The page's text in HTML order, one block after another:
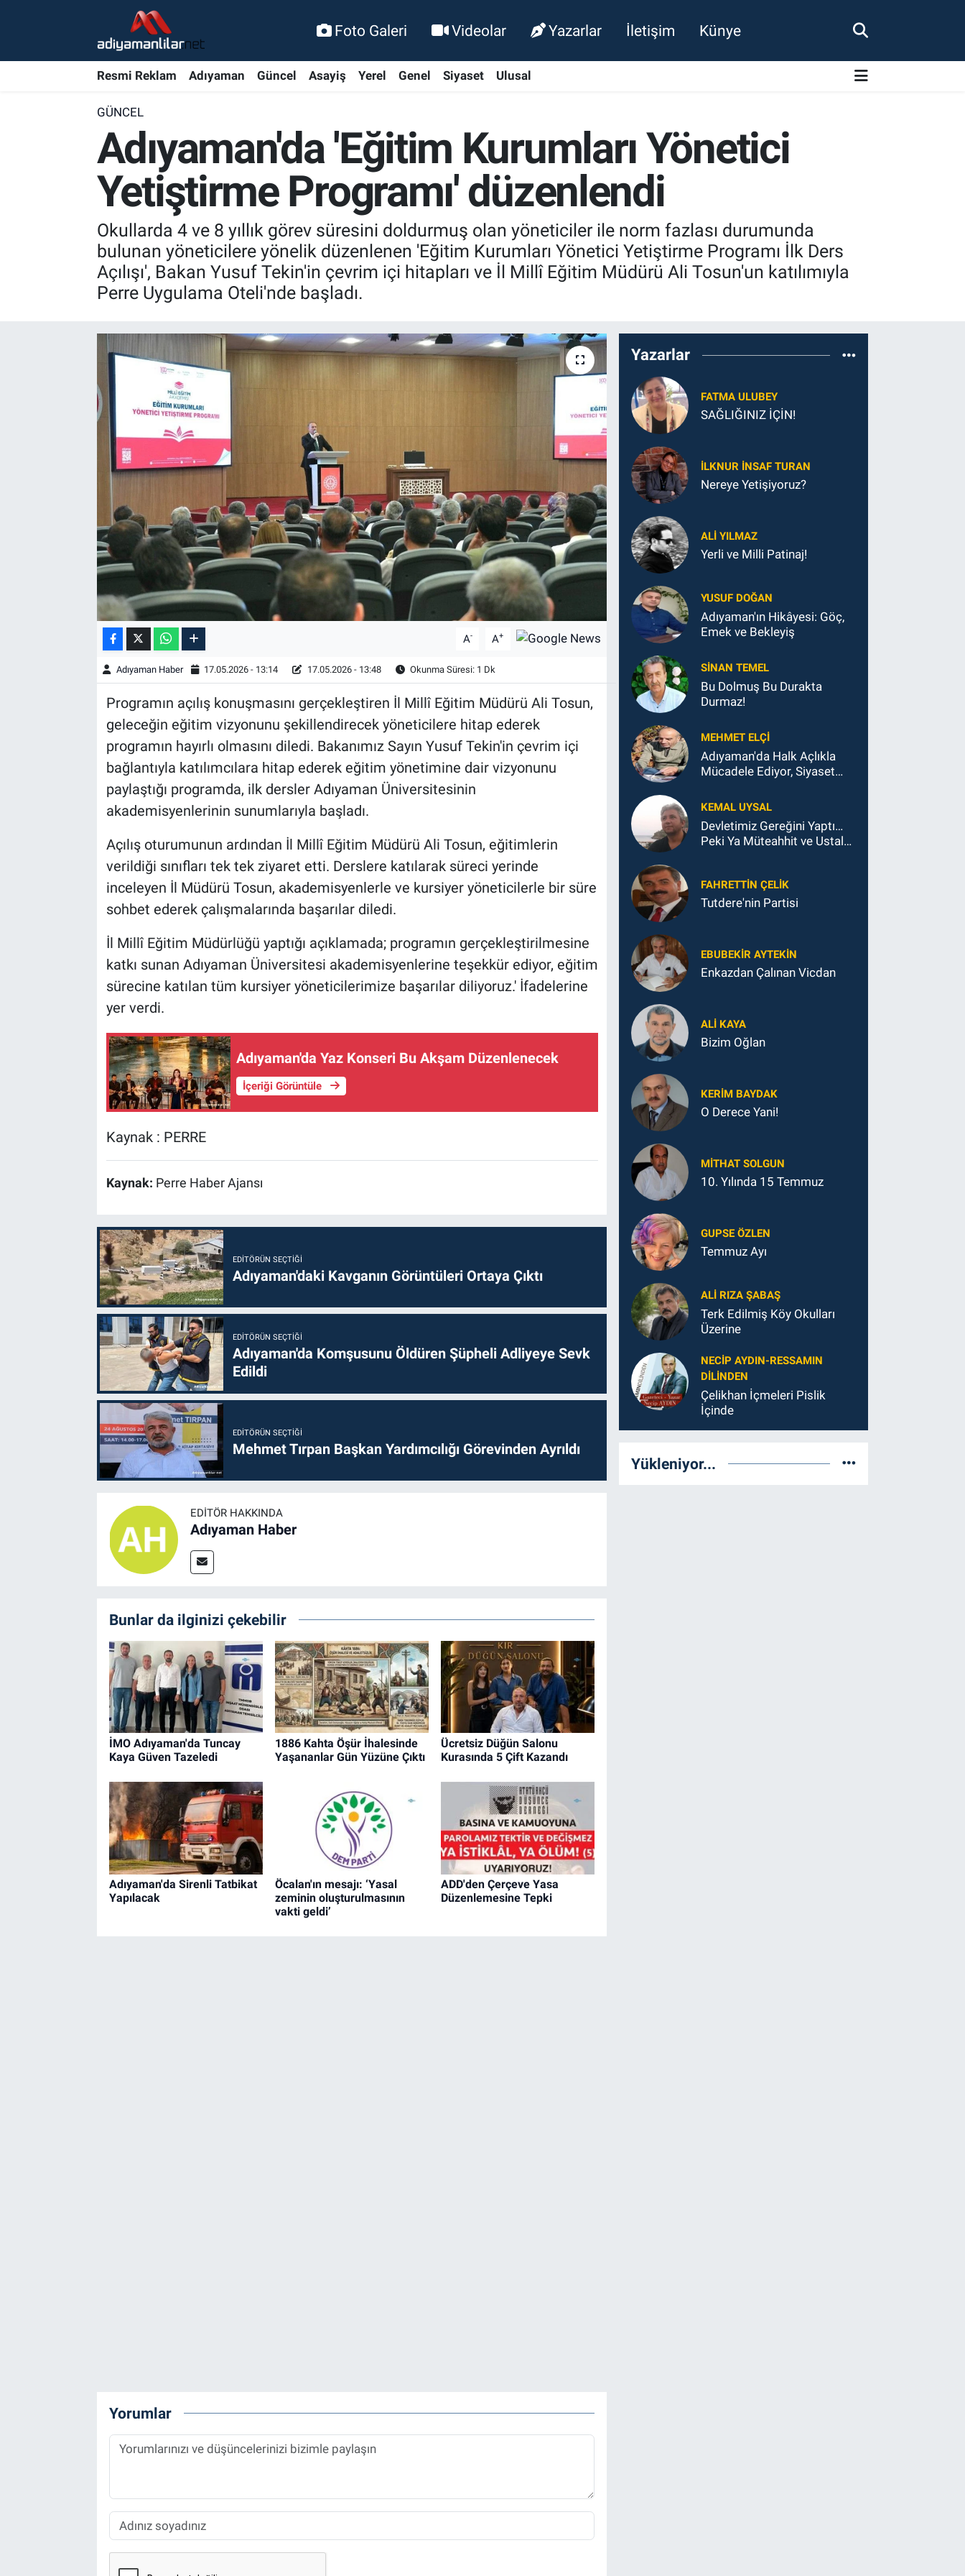
Foto Galeri Videolar Yazarlar İletişim Künye
Resmi Reklam Adıyaman Güncel Asayiş Yerel Genel Siyaset Ulusal
GÜNCEL
Adıyaman'da 'Eğitim Kurumları Yönetici
Yetiştirme Programı' düzenlendi
Okullarda 4 ve 8 yıllık görev süresini doldurmuş olan yöneticiler ile norm fazlası durumunda
bulunan yöneticilere yönelik düzenlenen 'Eğitim Kurumları Yönetici Yetiştirme Programı İlk Ders
Açılışı', Bakan Yusuf Tekin'in çevrim içi hitapları ve İl Millî Eğitim Müdürü Ali Tosun'un katılımıyla
Perre Uygulama Oteli'nde başladı.
A- A+
Adıyaman Haber 17.05.2026 - 13:14 17.05.2026 - 13:48 Okunma Süresi: 1 Dk
Programın açılış konuşmasını gerçekleştiren İl Millî Eğitim Müdürü Ali Tosun,
geleceğin eğitim vizyonunu şekillendirecek yöneticilere hitap ederek
programın hayırlı olmasını diledi. Bakanımız Sayın Yusuf Tekin'in çevrim içi
bağlantıyla katılımcılara hitap ederek eğitim yönetimine dair vizyonunu
paylaştığı programda, ilk dersler Adıyaman Üniversitesinin
akademisyenlerinin sunumlarıyla başladı.
Açılış oturumunun ardından İl Millî Eğitim Müdürü Ali Tosun, eğitimlerin
verildiği sınıfları tek tek ziyaret etti. Derslere katılarak süreci yerinde
inceleyen İl Müdürü Tosun, akademisyenlerle ve kursiyer yöneticilerle bir süre
sohbet ederek çalışmalarında başarılar diledi.
İl Millî Eğitim Müdürlüğü yaptığı açıklamada; programın gerçekleştirilmesine
katkı sunan Adıyaman Üniversitesi akademisyenlerine teşekkür ediyor, eğitim
sürecine katılan tüm kursiyer yöneticilerimize başarılar diliyoruz.' İfadelerine
yer verdi.
Adıyaman'da Yaz Konseri Bu Akşam Düzenlenecek
İçeriği Görüntüle
Kaynak : PERRE
Kaynak: Perre Haber Ajansı
EDITÖRÜN SEÇTIĞI
Adıyaman'daki Kavganın Görüntüleri Ortaya Çıktı
EDITÖRÜN SEÇTIĞI
Adıyaman'da Komşusunu Öldüren Şüpheli Adliyeye Sevk
Edildi
EDITÖRÜN SEÇTIĞI
Mehmet Tırpan Başkan Yardımcılığı Görevinden Ayrıldı
EDITÖR HAKKINDA
Adıyaman Haber
Bunlar da ilginizi çekebilir
İMO Adıyaman'da Tuncay
Kaya Güven Tazeledi
1886 Kahta Öşür İhalesinde
Yaşananlar Gün Yüzüne Çıktı
Ücretsiz Düğün Salonu
Kurasında 5 Çift Kazandı
Adıyaman'da Sirenli Tatbikat
Yapılacak
Öcalan'ın mesajı: ‘Yasal
zeminin oluşturulmasının
vakti geldi’
ADD'den Çerçeve Yasa
Düzenlemesine Tepki
Yorumlar
Yazarlar
FATMA ULUBEY
SAĞLIĞINIZ İÇİN!
İLKNUR İNSAF TURAN
Nereye Yetişiyoruz?
ALI YILMAZ
Yerli ve Milli Patinaj!
YUSUF DOĞAN
Adıyaman'ın Hikâyesi: Göç,
Emek ve Bekleyiş
SINAN TEMEL
Bu Dolmuş Bu Durakta
Durmaz!
MEHMET ELÇI
Adıyaman'da Halk Açlıkla
Mücadele Ediyor, Siyaset
KEMAL UYSAL
Devletimiz Gereğini Yaptı…
Peki Ya Müteahhit ve Ustalar
FAHRETTIN ÇELİK
Tutdere'nin Partisi
EBUBEKIR AYTEKIN
Enkazdan Çalınan Vicdan
ALI KAYA
Bizim Oğlan
KERIM BAYDAK
O Derece Yani!
MITHAT SOLGUN
10. Yılında 15 Temmuz
GUPSE ÖZLEN
Temmuz Ayı
ALI RIZA ŞABAŞ
Terk Edilmiş Köy Okulları
Üzerine
NECIP AYDIN-RESSAMIN
DILINDEN
Çelikhan İçmeleri Pislik
İçinde
Yükleniyor...
Bölge Haberleri
Kültür Sanat
BİLİM VE TEKNOLOJİ
Şambayat Haber
Nöbetçi Eczaneler
Adiyaman Namaz Vakitleri
Trafik Durumu
Süper Lig Puan Durumu ve Fikstür
Tüm Manşetler
Son Dakika Haberleri